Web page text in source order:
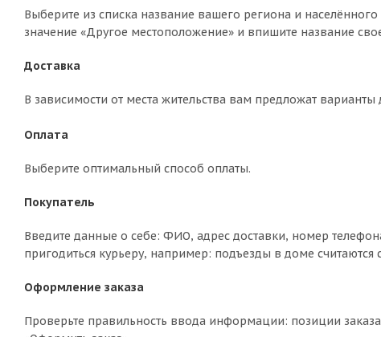
Выберите из списка название вашего региона и
значение «Другое местоположение» и впишите название
Доставка
В зависимости от места жительства вам предложат
Оплата
Выберите оптимальный способ оплаты.
Покупатель
Введите данные о себе: ФИО, адрес доставки, номер
пригодиться курьеру, например: подъезды в доме считаются
Оформление заказа
Проверьте правильность ввода информации: позиции